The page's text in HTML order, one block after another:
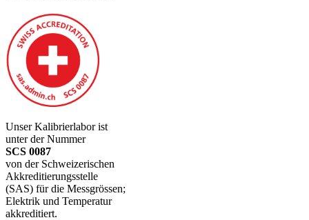
Unser Kalibrierlabor ist
unter der Nummer
SCS 0087
von der Schweizerischen
Akkreditierungsstelle
(SAS) für die Messgrössen;
Elektrik und Temperatur
akkreditiert.